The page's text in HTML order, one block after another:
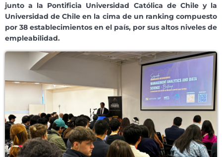
junto a la Pontificia Universidad Católica de Chile y la
Universidad de Chile en la cima de un ranking compuesto
por 38 establecimientos en el país, por sus altos niveles de
empleabilidad.